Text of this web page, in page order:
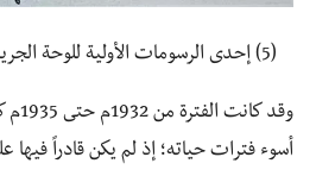
(5) إحدى الرسومات الأولية للوحة الجرينيكا (
وقد
أسوء فترات حياته؛ إذ لم يكن قادراً فيها